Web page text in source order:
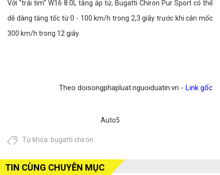
Với "trái tim" W16 8.0L tăng áp tứ, Bugatti Chiron Pur Sport có thể
dễ dàng tăng tốc từ 0 - 100 km/h trong 2,3 giây trước khi cán mốc
300 km/h trong 12 giây.
Theo doisongphapluat.nguoiduatin.vn - Link gốc
Auto5
Từ khóa: bugatti chiron
TIN CÙNG CHUYÊN MỤC